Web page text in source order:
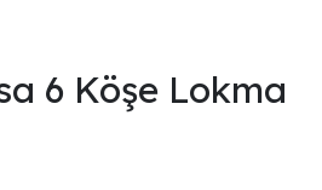
6 Köşe Lokma